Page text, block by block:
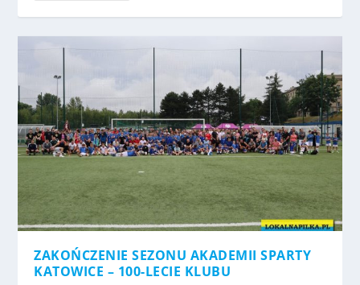
ZAKOŃCZENIE SEZONU AKADEMII SPARTY
KATOWICE – 100-LECIE KLUBU